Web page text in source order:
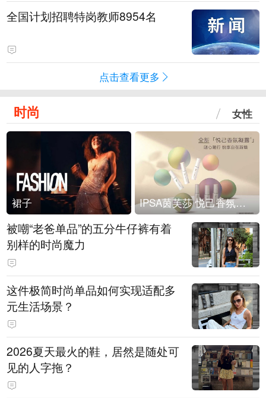
全国计划招聘特岗教师8954名
点击查看更多
时尚 女性
裙子 IPSA茵芙莎 悦己香氛凝露上市
被嘲“老爸单品”的五分牛仔裤有着
别样的时尚魔力
这件极简时尚单品如何实现适配多
元生活场景？
2026夏天最火的鞋，居然是随处可
见的人字拖？